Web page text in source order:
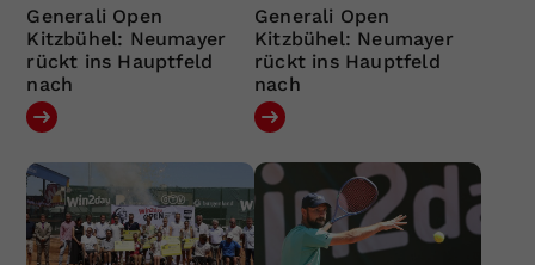
Generali Open
Kitzbühel: Neumayer
rückt ins Hauptfeld
nach
Generali Open
Kitzbühel: Neumayer
rückt ins Hauptfeld
nach